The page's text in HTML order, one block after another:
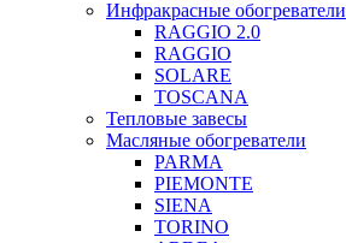
Инфракрасные обогреватели
RAGGIO 2.0
RAGGIO
SOLARE
TOSCANA
Тепловые завесы
Масляные обогреватели
PARMA
PIEMONTE
SIENA
TORINO